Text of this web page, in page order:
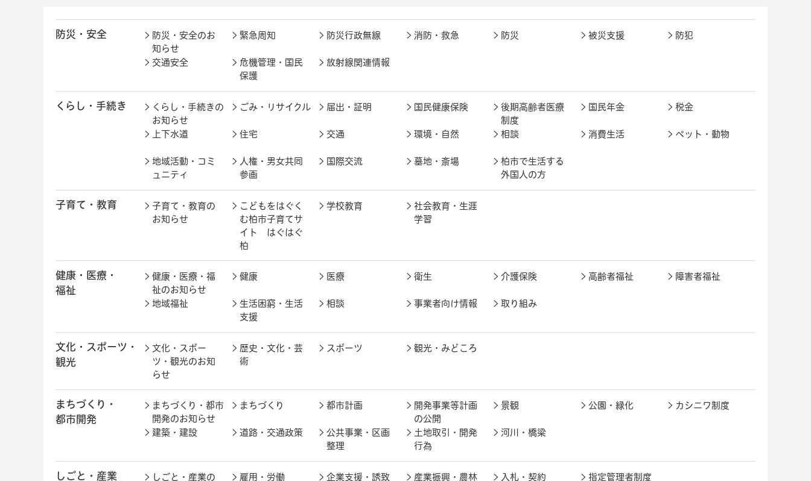
防災・安全
防災・安全のお
知らせ
緊急周知 防災行政無線 消防・救急 防災 被災支援 防犯
交通安全
危機管理・国民
保護
放射線関連情報
くらし・手続き
くらし・手続きの
お知らせ
ごみ・リサイクル 届出・証明 国民健康保険
後期高齢者医療
制度
国民年金 税金
上下水道 住宅 交通 環境・自然 相談 消費生活 ペット・動物
地域活動・コミ
ュニティ
人権・男女共同
参画
国際交流 墓地・斎場
柏市で生活する
外国人の方
子育て・教育
子育て・教育の
お知らせ
こどもをはぐく
む柏市子育てサ
イト はぐはぐ
柏
学校教育
社会教育・生涯
学習
健康・医療・
福祉
健康・医療・福
祉のお知らせ
健康 医療 衛生 介護保険 高齢者福祉 障害者福祉
地域福祉
生活困窮・生活
支援
相談 事業者向け情報 取り組み
文化・スポーツ・
観光
文化・スポー
ツ・観光のお知
らせ
歴史・文化・芸
術
スポーツ 観光・みどころ
まちづくり・
都市開発
まちづくり・都市
開発のお知らせ
まちづくり 都市計画
開発事業等計画
の公開
景観 公園・緑化 カシニワ制度
建築・建設 道路・交通政策
公共事業・区画
整理
土地取引・開発
行為
河川・橋梁
しごと・産業 しごと・産業の 雇用・労働 企業支援・誘致 産業振興・農林 入札・契約 指定管理者制度